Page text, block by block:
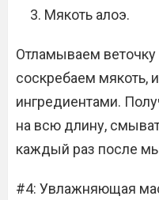
Мякоть алоэ.
Отламываем веточку
соскребаем мякоть,
ингредиентами.
на всю длину,
каждый раз после
#4: Увлажняющая